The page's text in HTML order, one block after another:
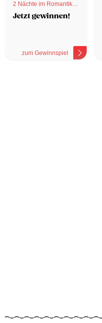
2 Nächte im Romantik
Hotel
Jetzt gewinnen!
zum Gewinnspiel